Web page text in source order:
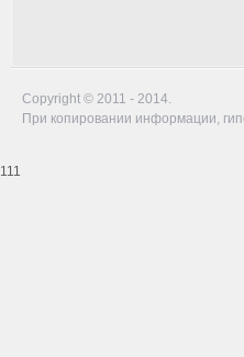
Copyright © 2011 - 2014.
При копировании информации,
111